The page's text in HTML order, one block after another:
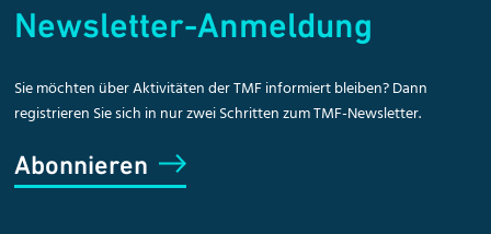
Newsletter-Anmeldung
Sie möchten über Aktivitäten der TMF informiert bleiben? Dann
registrieren Sie sich in nur zwei Schritten zum TMF-Newsletter.
Abonnieren